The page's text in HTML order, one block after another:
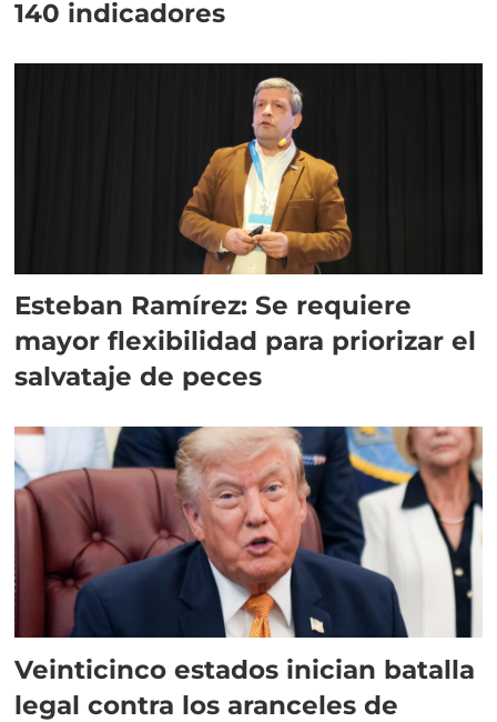
140 indicadores
Esteban Ramírez: Se requiere
mayor flexibilidad para priorizar el
salvataje de peces
Veinticinco estados inician batalla
legal contra los aranceles de